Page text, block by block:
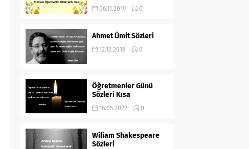
06.11.2019 0
Ahmet Ümit Sözleri
12.12.2018 0
Öğretmenler Günü
Sözleri Kısa
16.05.2022 0
Wiliam Shakespeare
Sözleri